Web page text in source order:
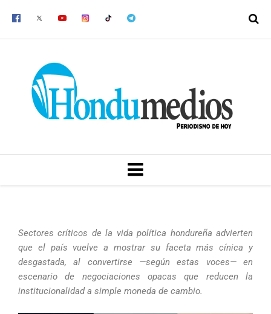
MENU
Sectores críticos de la vida política hondureña advierten
que el país vuelve a mostrar su faceta más cínica y
desgastada, al convertirse —según estas voces— en
escenario de negociaciones opacas que reducen la
institucionalidad a simple moneda de cambio.